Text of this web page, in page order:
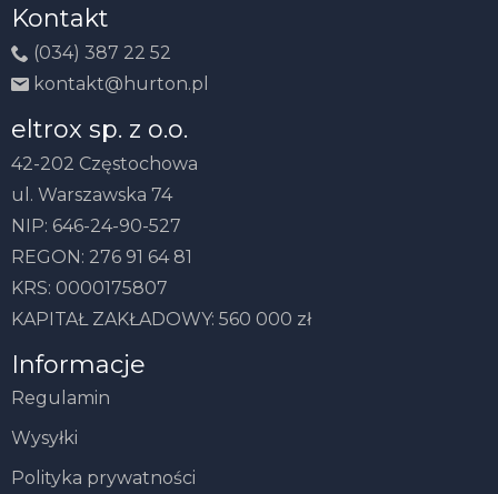
Kontakt
(034) 387 22 52
kontakt@hurton.pl
eltrox sp. z o.o.
42-202 Częstochowa
ul. Warszawska 74
NIP: 646-24-90-527
REGON: 276 91 64 81
KRS: 0000175807
KAPITAŁ ZAKŁADOWY: 560 000 zł
Informacje
Regulamin
Wysyłki
Polityka prywatności